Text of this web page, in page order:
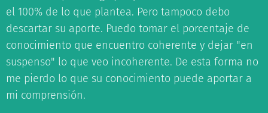
el 100% de lo que plantea. Pero tampoco debo
descartar su aporte. Puedo tomar el porcentaje de
conocimiento que encuentro coherente y dejar "en
suspenso" lo que veo incoherente. De esta forma no
me pierdo lo que su conocimiento puede aportar a
mi comprensión.